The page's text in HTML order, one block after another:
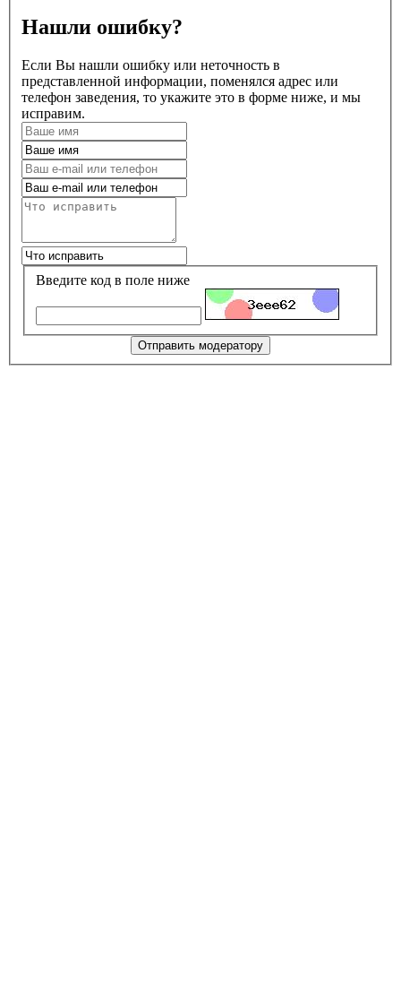
Нашли ошибку?
Если Вы нашли ошибку или неточность в
представленной информации, поменялся адрес или
телефон заведения, то укажите это в форме ниже, и мы
исправим.
Введите код в поле ниже
Отправить модератору